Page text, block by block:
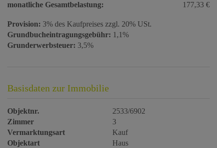
monatliche Gesamtbelastung:
177,33 €
Provision: 3% des Kaufpreises zzgl. 20% USt.
Grundbucheintragungsgebühr: 1,1%
Grunderwerbsteuer: 3,5%
Basisdaten zur Immobilie
Objektnr.
2533/6902
Zimmer
3
Vermarktungsart
Kauf
Objektart
Haus